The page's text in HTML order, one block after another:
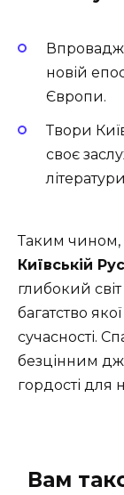
новій
Європи.
Твори
своє
Таким чином,
Київській
глибокий
багатство
сучасності.
безцінним
гордості для
Вам